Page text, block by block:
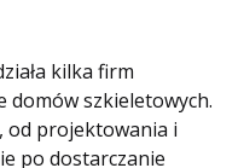
kilka firm
domów szkieletowych.
od projektowania i
po dostarczanie